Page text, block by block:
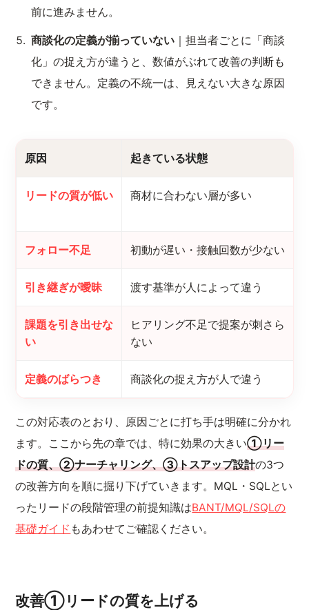
前に進みません。
商談化の定義が揃っていない ｜担当者ごとに「商談
化」の捉え方が違うと、数値がぶれて改善の判断も
できません。定義の不統一は、見えない大きな原因
です。
原因 起きている状態
リードの質が低い 商材に合わない層が多い
フォロー不足 初動が遅い・接触回数が少ない
引き継ぎが曖昧 渡す基準が人によって違う
課題を引き出せな
い
ヒアリング不足で提案が刺さら
ない
定義のばらつき 商談化の捉え方が人で違う
この対応表のとおり、原因ごとに打ち手は明確に分かれ
ます。ここから先の章では、特に効果の大きい①リー
ドの質、②ナーチャリング、③トスアップ設計の3つ
の改善方向を順に掘り下げていきます。MQL・SQLとい
ったリードの段階管理の前提知識はBANT/MQL/SQLの
基礎ガイド もあわせてご確認ください。
改善①リードの質を上げる